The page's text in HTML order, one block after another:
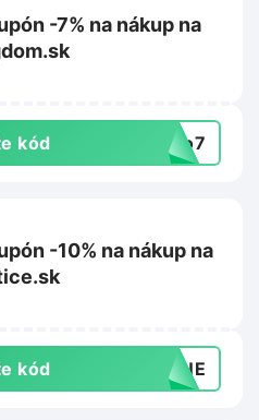
-7% na nákup na
kód llo7
-10% na nákup na
kód UTNE